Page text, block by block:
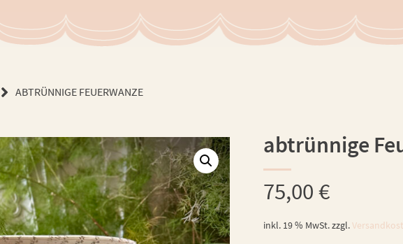
ABTRÜNNIGE FEUERWANZE
abtrünnige
75,00€
inkl. 19 % MwSt.zzgl.